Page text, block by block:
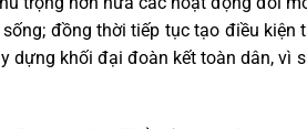
đồng thời tiếp tục tạo điều
dựng khối đại đoàn kết toàn dân, vì